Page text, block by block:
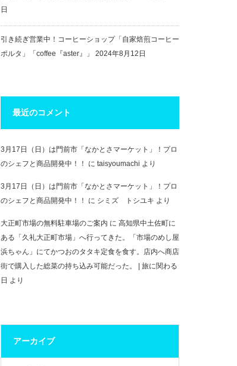
日
引き続ぎ営業中！コーヒーショップ「自家焙煎コーヒー
ポルタ」「coffee『aster』」
2024年8月12日
最近のコメント
3月17日（日）は門前市「なかとさマーケット」！プロ
のシェフと商品開発中！！
に taisyoumachi より
3月17日（日）は門前市「なかとさマーケット」！プロ
のシェフと商品開発中！！
に シミズ トシユキ より
大正町市場の無料駐車場のご案内 に 高知県中土佐町に
ある「久礼大正町市場」へ行ってきた。「市場のめし屋
浜ちゃん」にてかつおのタタキ定食を食す。店内へ商店
街で購入した総菜の持ち込み可能だった。 | 旅に関わる
日 より
アーカイブ